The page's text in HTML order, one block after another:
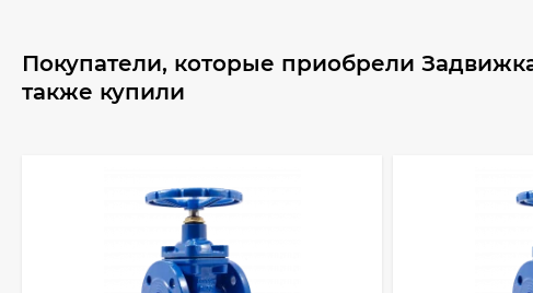
Покупатели, которые приобрели
также купили